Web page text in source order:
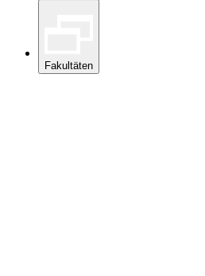
Fakultäten